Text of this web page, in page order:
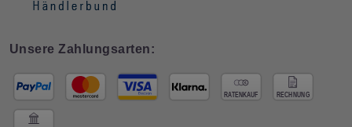
Unsere Zahlungsarten: